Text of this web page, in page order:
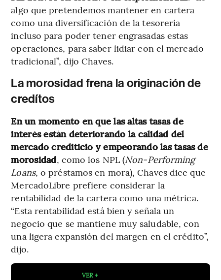
algo que pretendemos mantener en cartera
como una diversificación de la tesorería
incluso para poder tener engrasadas estas
operaciones, para saber lidiar con el mercado
tradicional”, dijo Chaves.
La morosidad frena la originación de
credítos
En un momento en que las altas tasas de
interés están deteriorando la calidad del
mercado crediticio y empeorando las tasas de
morosidad, como los NPL (Non-Performing
Loans, o préstamos en mora), Chaves dice que
MercadoLibre prefiere considerar la
rentabilidad de la cartera como una métrica.
“Esta rentabilidad está bien y señala un
negocio que se mantiene muy saludable, con
una ligera expansión del margen en el crédito”,
dijo.
VER +